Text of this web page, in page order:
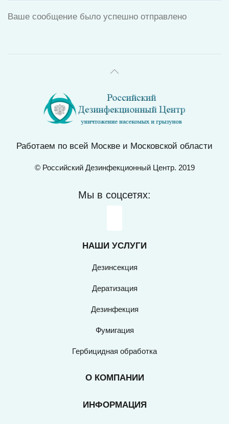
Ваше сообщение было успешно отправлено
Работаем по всей Москве и Московской области
© Российский Дезинфекционный Центр. 2019
Мы в соцсетях:
НАШИ УСЛУГИ
Дезинсекция
Дератизация
Дезинфекция
Фумигация
Гербицидная обработка
О КОМПАНИИ
ИНФОРМАЦИЯ